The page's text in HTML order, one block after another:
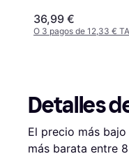
36,99 €
O 3 pagos de 12,33 €
Detalles
El precio más bajo
más barata entre 8